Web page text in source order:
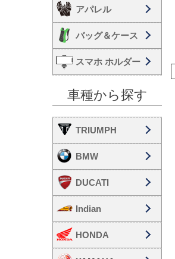
アパレル
バッグ＆ケース
スマホ ホルダー
車種から探す
TRIUMPH
BMW
DUCATI
Indian
HONDA